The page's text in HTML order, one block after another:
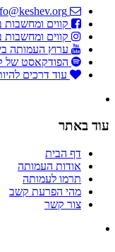
קווים ומחשבות
קווים ומחשבות
ערוץ העמותה
הפודקאסט של
עוד דרכים
עוד באתר
דף הבית
אודות העמותה
תרמו לעמותה
מהי הפרעת קשב
צור קשר